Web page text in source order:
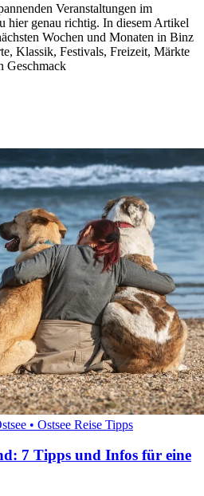
Veranstaltungen im
hier genau richtig. In diesem Artikel
Wochen und Monaten in Binz
Klassik, Festivals, Freizeit, Märkte
Geschmack
• Ostsee Reise Tipps
7 Tipps und Infos für eine